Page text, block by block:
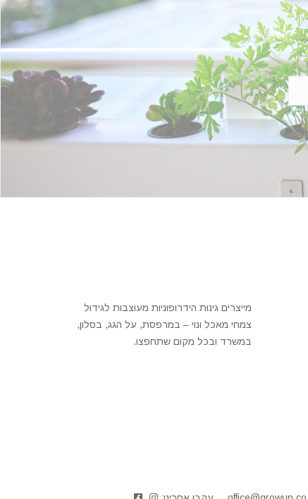
מייצרים גינות הידרופוניות מעוצבות לגידול
צמחי מאכל ונוי – במרפסת, על הגג, בסלון,
במשרד ובכל מקום שתחפצו.